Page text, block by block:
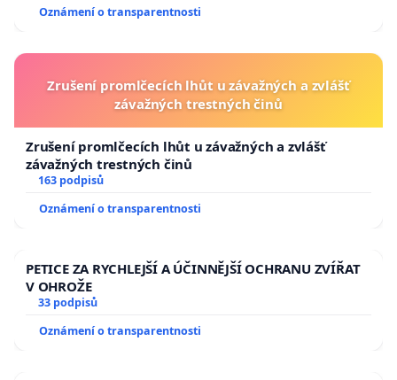
Oznámení o transparentnosti
Zrušení promlčecích lhůt u závažných a zvlášť
závažných trestných činů
Zrušení promlčecích lhůt u závažných a zvlášť
závažných trestných činů
163 podpisů
Oznámení o transparentnosti
PETICE ZA RYCHLEJŠÍ A ÚČINNĚJŠÍ OCHRANU ZVÍŘAT
V OHROŽE
33 podpisů
Oznámení o transparentnosti